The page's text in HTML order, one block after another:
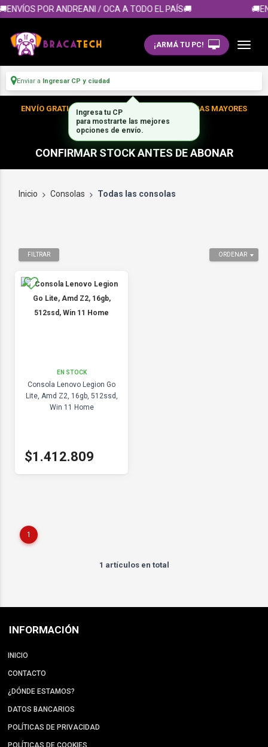
POR ANDREANI / OCA A TODO EL PAÍS🚚
¡ARMÁ TU PC!
Enviar a Ingresar CP y ciudad
ENVÍO GRATIS DENTRO DE CABA EN TUS COMPRAS MAYORES
A $300.000
CONFIRMAR STOCK ANTES DE ABONAR
Inicio Consolas Todas las consolas
ORDENAR
FILTRAR
EN STOCK
Consola Lenovo Legion Go
Lite, Amd Z2, 16gb, 512ssd,
Win 11 Home
$1.412.809
1
1 artículos en total
INFORMACIÓN
INICIO
CONTACTO
¿DÓNDE ESTAMOS?
DATOS BANCARIOS
POLÍTICAS DE PRIVACIDAD
POLÍTICAS DE COOKIES
Ingresa tu CP
para mostrarte las mejores
opciones de envío.